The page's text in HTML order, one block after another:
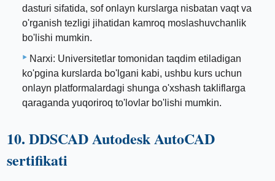
dasturi sifatida, sof onlayn kurslarga nisbatan vaqt va
o'rganish tezligi jihatidan kamroq moslashuvchanlik
bo'lishi mumkin.
Narxi: Universitetlar tomonidan taqdim etiladigan
ko'pgina kurslarda bo'lgani kabi, ushbu kurs uchun
onlayn platformalardagi shunga o'xshash takliflarga
qaraganda yuqoriroq to'lovlar bo'lishi mumkin.
10. DDSCAD Autodesk AutoCAD
sertifikati